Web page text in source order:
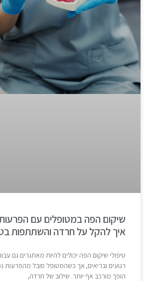
שיקום הפה במטופלים עם
איך להקל על חרדה והשתתפות
טיפולי שיקום הפה יכולים להיות מאתגרים גם
רגועים ובריאים, אך כשהמטופל סובל מהפרעות
הופך מורכב אף יותר. שילוב של חרדה,